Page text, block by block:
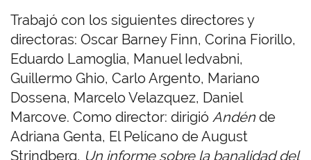
Trabajó con los siguientes directores y
directoras: Oscar Barney Finn, Corina Fiorillo,
Eduardo Lamoglia, Manuel Iedvabni,
Guillermo Ghio, Carlo Argento, Mariano
Dossena, Marcelo Velazquez, Daniel
Marcove. Como director: dirigió Andén de
Adriana Genta, El Pelícano de August
Strindberg, Un informe sobre la banalidad del